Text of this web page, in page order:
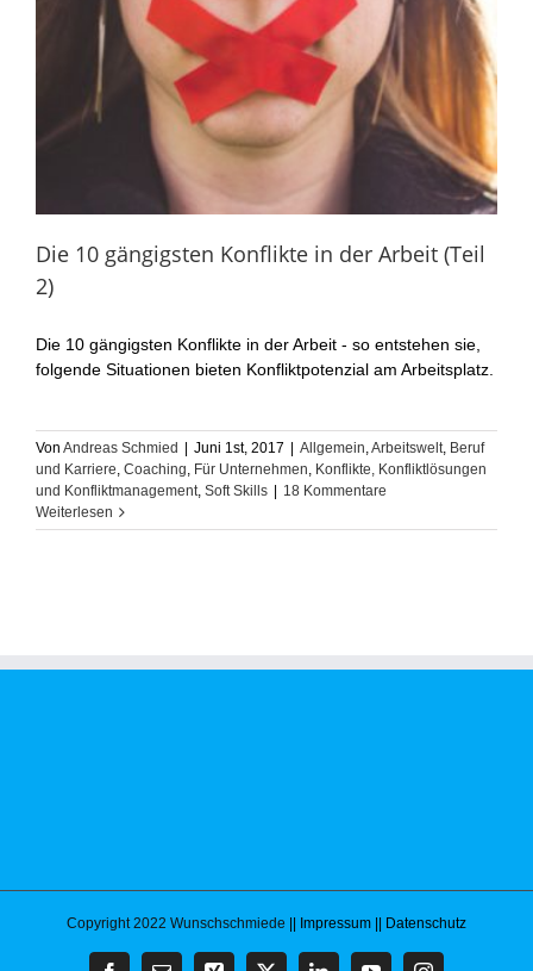
Die 10 gängigsten Konflikte in der Arbeit (Teil
2)
Die 10 gängigsten Konflikte in der Arbeit - so entstehen sie,
folgende Situationen bieten Konfliktpotenzial am Arbeitsplatz.
Von Andreas Schmied Juni 1st, 2017 Allgemein,Arbeitswelt, Beruf
und Karriere, Coaching, Für Unternehmen, Konflikte, Konfliktlösungen
und Konfliktmanagement, Soft Skills
18 Kommentare
Weiterlesen
Copyright 2022 Wunschschmiede || Impressum || Datenschutz